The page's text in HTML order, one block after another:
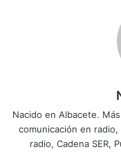
Nacido en Albacete.
comunicación en
radio, Cadena SER,